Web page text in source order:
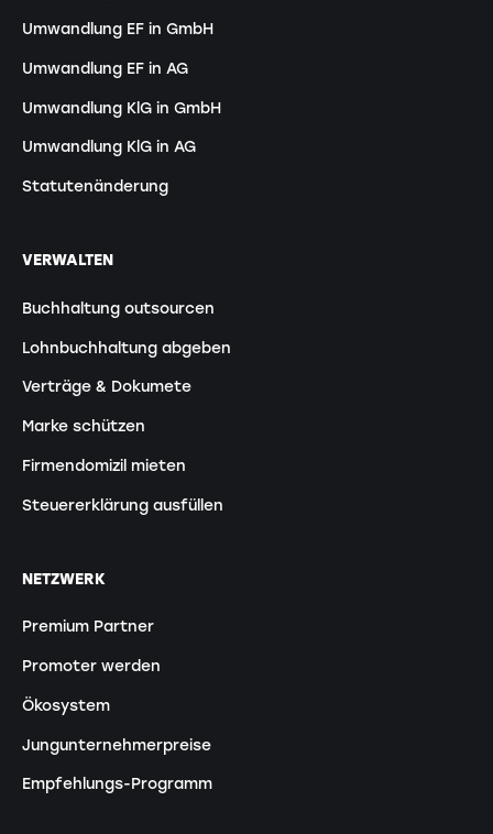
Umwandlung EF in GmbH
Umwandlung EF in AG
Umwandlung KlG in GmbH
Umwandlung KlG in AG
Statutenänderung
VERWALTEN
Buchhaltung outsourcen
Lohnbuchhaltung abgeben
Verträge & Dokumete
Marke schützen
Firmendomizil mieten
Steuererklärung ausfüllen
NETZWERK
Premium Partner
Promoter werden
Ökosystem
Jungunternehmerpreise
Empfehlungs-Programm